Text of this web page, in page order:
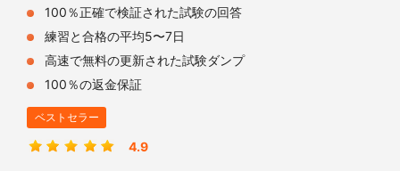
100％正確で検証された試験の回答
練習と合格の平均5〜7日
高速で無料の更新された試験ダンプ
100％の返金保証
ベストセラー
4.9